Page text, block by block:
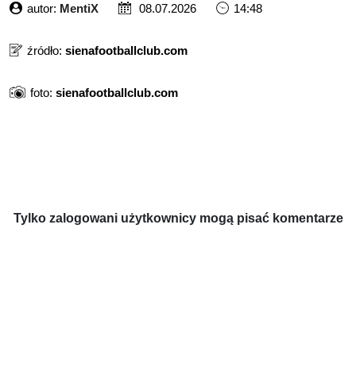
autor: MentiX 08.07.2026 14:48
źródło: sienafootballclub.com
foto: sienafootballclub.com
Tylko zalogowani użytkownicy mogą pisać komentarze